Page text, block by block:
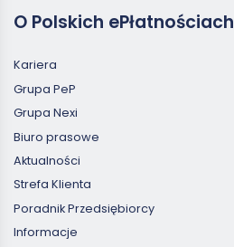
O Polskich ePłatnościach
Kariera
Grupa PeP
Grupa Nexi
Biuro prasowe
Aktualności
Strefa Klienta
Poradnik Przedsiębiorcy
Informacje